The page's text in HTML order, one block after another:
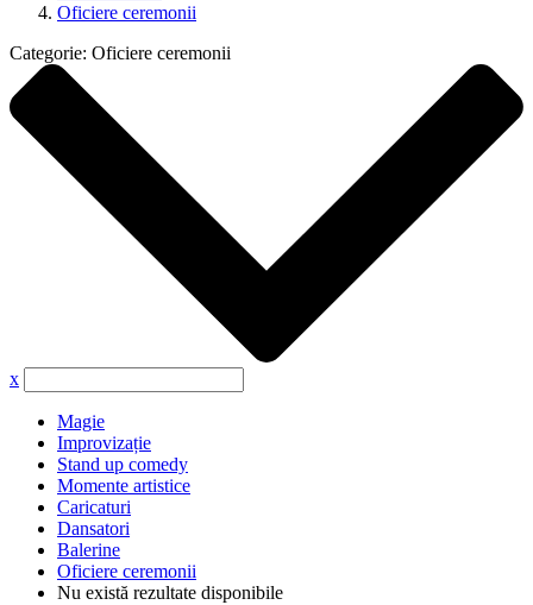
Oficiere ceremonii
Categorie: Oficiere ceremonii
x
Magie
Improvizație
Stand up comedy
Momente artistice
Caricaturi
Dansatori
Balerine
Oficiere ceremonii
Nu există rezultate disponibile